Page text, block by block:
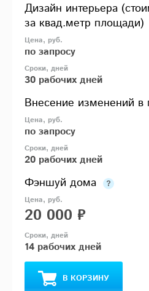
Дизайн интерьера
за квад.метр площади)
по запросу
30 рабочих дней
Внесение изменений в
по запросу
20 рабочих дней
Фэншуй дома
20 000 ₽
14 рабочих дней
В КОРЗИНУ